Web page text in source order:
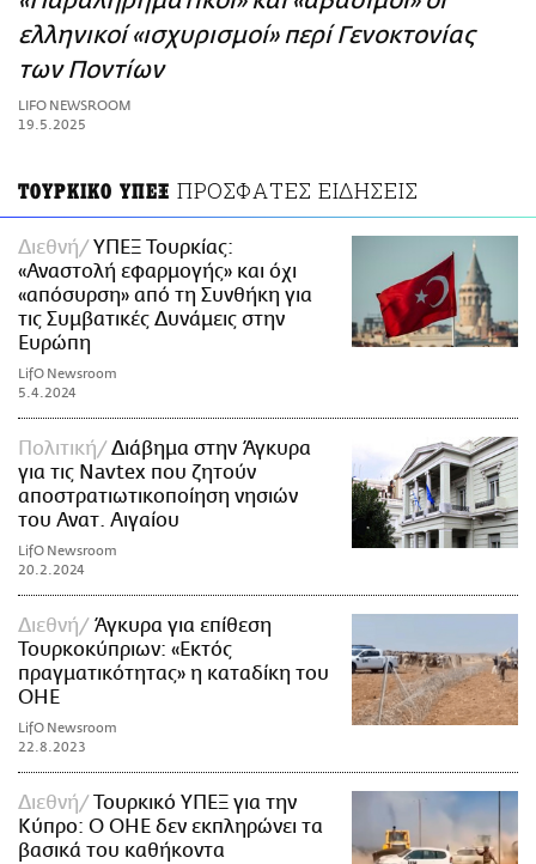
ΑΜΠΑ
PRINT
ελληνικοί «ισχυρισμοί» περί Γενοκτονίας
των Ποντίων
LIFO NEWSROOM
19.5.2025
ΤΟΥΡΚΙΚΟ ΥΠΕΞ ΠΡΟΣΦΑΤΕΣ ΕΙΔΗΣΕΙΣ
Διεθνή
ΥΠΕΞ Τουρκίας:
«Αναστολή εφαρμογής» και όχι
«απόσυρση» από τη Συνθήκη για
τις Συμβατικές Δυνάμεις στην
Ευρώπη
LifO Newsroom
5.4.2024
Πολιτική
Διάβημα στην Άγκυρα
για τις Navtex που ζητούν
αποστρατιωτικοποίηση νησιών
του Ανατ. Αιγαίου
LifO Newsroom
20.2.2024
Διεθνή
Άγκυρα για επίθεση
Τουρκοκύπριων: «Εκτός
πραγματικότητας» η καταδίκη του
ΟΗΕ
LifO Newsroom
22.8.2023
Διεθνή
Τουρκικό ΥΠΕΞ για την
Κύπρο: Ο ΟΗΕ δεν εκπληρώνει τα
βασικά του καθήκοντα